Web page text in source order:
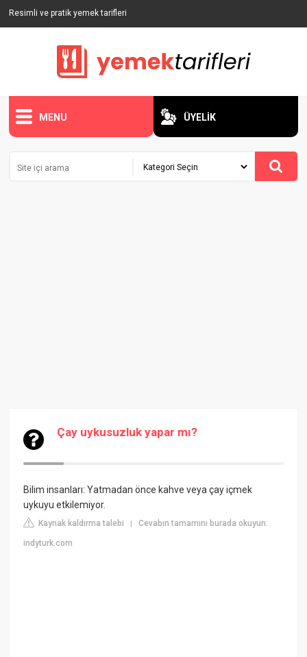
Resimli ve pratik yemek tarifleri
MENU ÜYELİK
Çay uykusuzluk yapar mı?
Bilim insanları: Yatmadan önce kahve veya çay içmek
uykuyu etkilemiyor.
Kaynak kaldırma talebi |Cevabın tamamını burada okuyun:
indyturk.com